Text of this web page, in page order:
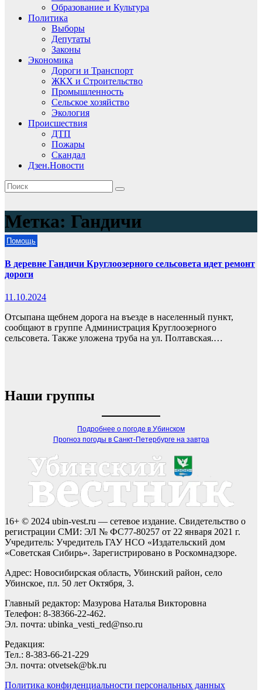
Образование и Культура
Политика
Выборы
Депутаты
Законы
Экономика
Дороги и Транспорт
ЖКХ и Строительство
Промышленность
Сельское хозяйство
Экология
Происшествия
ДТП
Пожары
Скандал
Дзен.Новости
Метка: Гандичи
Помощь
В деревне Гандичи Круглоозерного сельсовета идет ремонт
дороги
11.10.2024
Отсыпана щебнем дорога на въезде в населенный пункт,
сообщают в группе Администрация Круглоозерного
сельсовета. Также уложена труба на ул. Полтавская.…
Наши группы
Подробнее о погоде в Убинском
Прогноз погоды в Санкт-Петербурге на завтра
16+ © 2024 ubin-vest.ru — сетевое издание. Свидетельство о
регистрации СМИ: ЭЛ № ФС77-80257 от 22 января 2021 г.
Учредитель: Учредитель ГАУ НСО «Издательский дом
«Советская Сибирь». Зарегистрировано в Роскомнадзоре.
Адрес: Новосибирская область, Убинский район, село
Убинское, пл. 50 лет Октября, 3.
Главный редактор: Мазурова Наталья Викторовна
Телефон: 8-38366-22-462.
Эл. почта: ubinka_vesti_red@nso.ru
Редакция:
Тел.: 8-383-66-21-229
Эл. почта: otvetsek@bk.ru
Политика конфиденциальности персональных данных